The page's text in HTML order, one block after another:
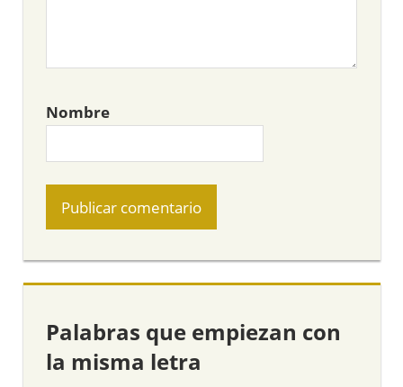
Nombre
Palabras que empiezan con
la misma letra